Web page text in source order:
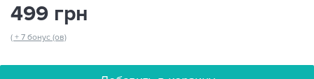
499 грн
( + 7 бонус (ов)